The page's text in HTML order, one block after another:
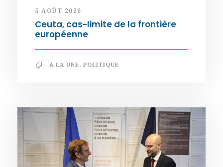
5 AOÛT 2026
Ceuta, cas-limite de la frontière
européenne
A LA UNE, POLITIQUE